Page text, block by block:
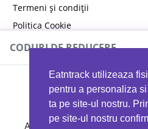
Eatntrack utilizeaza
pentru a personaliza
ta pe site-ul nostru.
pe site-ul nostru
Termeni și condiții
Politica Cookie
Politica de confidențialitate
CODURI DE REDUCERE
Ai 40%reducere la orice